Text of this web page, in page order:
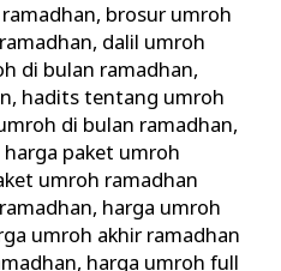
, brosur umroh
, dalil umroh
di bulan ramadhan,
, hadits tentang umroh
di bulan ramadhan,
harga paket umroh
umroh ramadhan
, harga umroh
umroh akhir ramadhan
, harga umroh full